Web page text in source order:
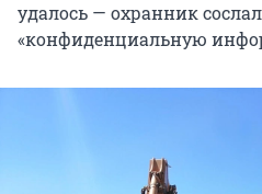
удалось — охранник
«конфиденциальную